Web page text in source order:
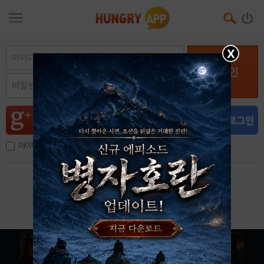
로그인
아이디, 이메일 저장
아이디 / 비밀번호 찾기 회원가입
X